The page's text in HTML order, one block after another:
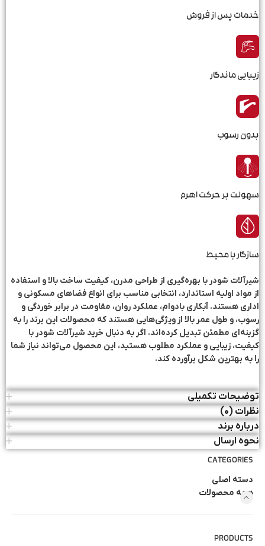
خدمات پس از فروش
زیبایی ماندگار
بدون رسوب
سهولت بر حرکت اهرم
سازگار با محیط
شیرآلات شودر با بهره‌گیری از طراحی مدرن، کیفیت ساخت بالا و استفاده
از مواد اولیه استاندارد، انتخابی مناسب برای انواع فضاهای مسکونی و
اداری هستند. آبکاری بادوام، عملکرد روان، مقاومت در برابر خوردگی و
رسوب، و طول عمر بالا از ویژگی‌هایی هستند که محصولات این برند را به
گزینه‌ای مطمئن تبدیل کرده‌اند. اگر به دنبال خرید شیرآلات شودر با
کیفیت، زیبایی و عملکرد مطلوب هستید، این محصول می‌تواند نیاز شما
را به بهترین شکل برآورده کند.
توضیحات تکمیلی
نظرات (۰)
درباره برند
نحوه ارسال
CATEGORIES
دسته اصلی
همه محصولات
PRODUCTS